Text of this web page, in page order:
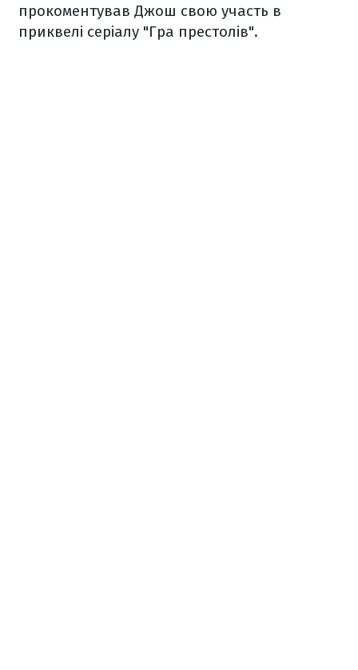
прокоментував Джош свою участь в
приквелі серіалу "Гра престолів".